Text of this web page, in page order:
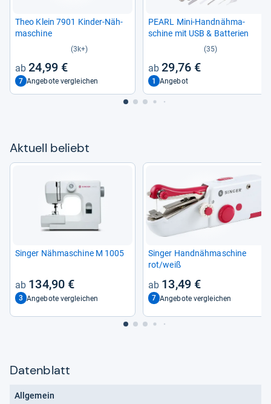
Theo Klein 7901 Kin­der-​Näh­
ma­schine
(3k+)
24,99 €
7 Angebote vergleichen
PEARL Mini-​Hand­näh­ma­
schine mit USB & Bat­te­rien
(35)
29,76 €
1 Angebot
Aktu­ell beliebt
Sin­ger Näh­ma­schine M 1005
134,90 €
3 Angebote vergleichen
Sin­ger Hand­näh­ma­schine
rot/weiß
13,49 €
7 Angebote vergleichen
Datenblatt
Allgemein